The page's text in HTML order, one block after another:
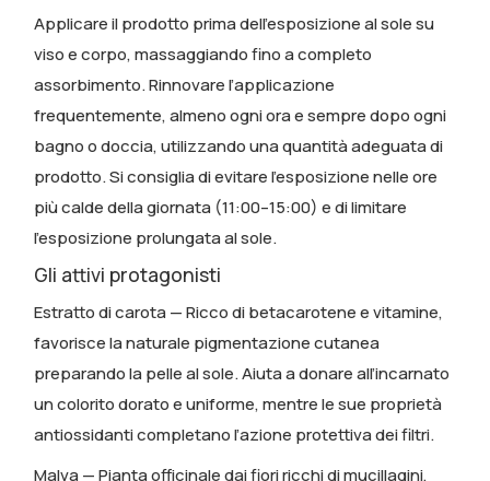
Applicare il prodotto prima dell’esposizione al sole su
viso e corpo, massaggiando fino a completo
assorbimento. Rinnovare l’applicazione
frequentemente, almeno ogni ora e sempre dopo ogni
bagno o doccia, utilizzando una quantità adeguata di
prodotto. Si consiglia di evitare l’esposizione nelle ore
più calde della giornata (11:00–15:00) e di limitare
l’esposizione prolungata al sole.
Gli attivi protagonisti
Estratto di carota — Ricco di betacarotene e vitamine,
favorisce la naturale pigmentazione cutanea
preparando la pelle al sole. Aiuta a donare all’incarnato
un colorito dorato e uniforme, mentre le sue proprietà
antiossidanti completano l’azione protettiva dei filtri.
Malva — Pianta officinale dai fiori ricchi di mucillagini,